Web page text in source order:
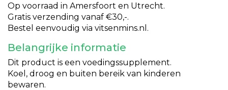
Op voorraad in Amersfoort en Utrecht.
Gratis verzending vanaf €30,-.
Bestel eenvoudig via vitsenmins.nl.
Belangrijke informatie
Dit product is een voedingssupplement.
Koel, droog en buiten bereik van kinderen
bewaren.